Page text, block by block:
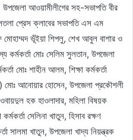
আওয়ামীলীগের সহ-সভাপতি বীর
প্রেস ক্লাবের সভাপতি এস এম
মোহাম্মদ ভূঁইয়া শিপলু, শেখ আবুল বাশার ও
কর্মকর্তা মোঃ সেলিম সুলতান, উপজেলা
মোঃ শাহীন আলম, শিক্ষা কর্মকর্তা
মোঃ আনোয়ার হোসেন, উপজেলা প্রকৌশলী
হক হাওলাদার, মহিলা বিষয়ক
কর্মকর্তা সেলিনা খাতুন, হিসাব রক্ষণ
সালমা খাতুন, উপজেলা খাদ্য নিয়ন্ত্রক